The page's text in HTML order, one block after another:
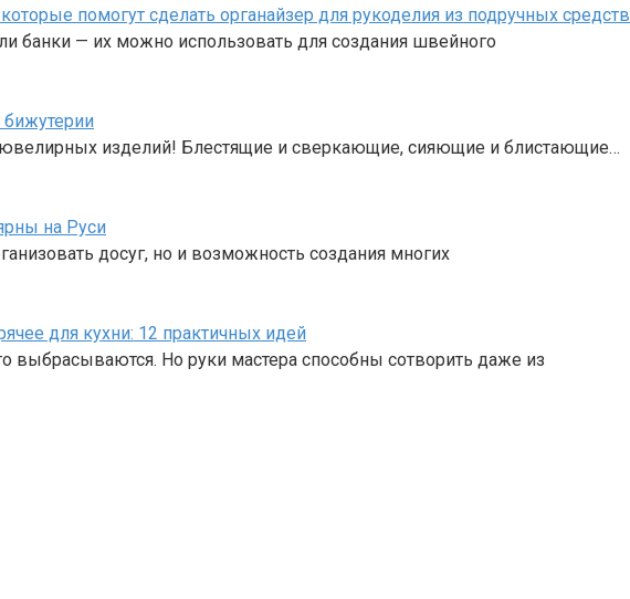
помогут сделать органайзер для рукоделия из подручных средств
банки — их можно использовать для создания швейного
ювелирных изделий! Блестящие и сверкающие, сияющие и блистающие…
на Руси
досуг, но и возможность создания многих
для кухни: 12 практичных идей
выбрасываются. Но руки мастера способны сотворить даже из